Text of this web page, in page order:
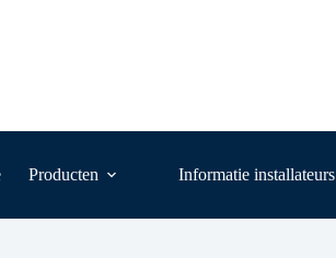
Producten Informatie installateurs